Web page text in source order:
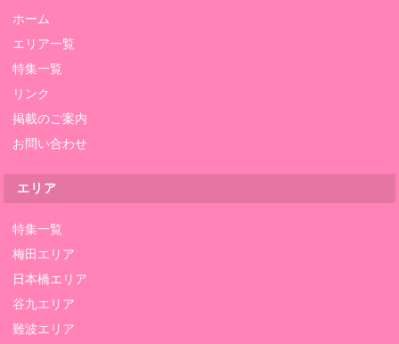
ホーム
エリア一覧
特集一覧
リンク
掲載のご案内
お問い合わせ
エリア
特集一覧
梅田エリア
日本橋エリア
谷九エリア
難波エリア